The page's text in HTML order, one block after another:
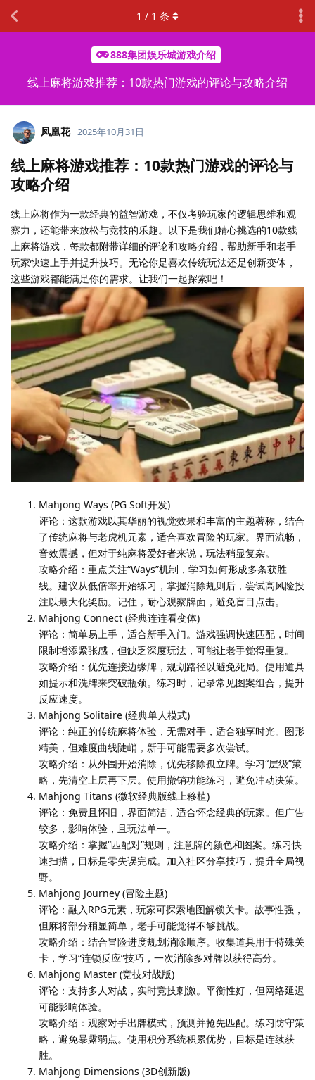
888集团娱乐城游戏介绍
线上麻将游戏推荐：10款热门游戏的评论与攻略介绍
1 / 1 条
凤凰花 2025年10月31日
线上麻将游戏推荐：10款热门游戏的评论与
攻略介绍
线上麻将作为一款经典的益智游戏，不仅考验玩家的逻辑思维和观
察力，还能带来放松与竞技的乐趣。以下是我们精心挑选的10款线
上麻将游戏，每款都附带详细的评论和攻略介绍，帮助新手和老手
玩家快速上手并提升技巧。无论你是喜欢传统玩法还是创新变体，
这些游戏都能满足你的需求。让我们一起探索吧！
Mahjong Ways (PG Soft开发)
评论：这款游戏以其华丽的视觉效果和丰富的主题著称，结合
了传统麻将与老虎机元素，适合喜欢冒险的玩家。界面流畅，
音效震撼，但对于纯麻将爱好者来说，玩法稍显复杂。
攻略介绍：重点关注“Ways”机制，学习如何形成多条获胜
线。建议从低倍率开始练习，掌握消除规则后，尝试高风险投
注以最大化奖励。记住，耐心观察牌面，避免盲目点击。
Mahjong Connect (经典连连看变体)
评论：简单易上手，适合新手入门。游戏强调快速匹配，时间
限制增添紧张感，但缺乏深度玩法，可能让老手觉得重复。
攻略介绍：优先连接边缘牌，规划路径以避免死局。使用道具
如提示和洗牌来突破瓶颈。练习时，记录常见图案组合，提升
反应速度。
Mahjong Solitaire (经典单人模式)
评论：纯正的传统麻将体验，无需对手，适合独享时光。图形
精美，但难度曲线陡峭，新手可能需要多次尝试。
攻略介绍：从外围开始消除，优先移除孤立牌。学习“层级”策
略，先清空上层再下层。使用撤销功能练习，避免冲动决策。
Mahjong Titans (微软经典版线上移植)
评论：免费且怀旧，界面简洁，适合怀念经典的玩家。但广告
较多，影响体验，且玩法单一。
攻略介绍：掌握“匹配对”规则，注意牌的颜色和图案。练习快
速扫描，目标是零失误完成。加入社区分享技巧，提升全局视
野。
Mahjong Journey (冒险主题)
评论：融入RPG元素，玩家可探索地图解锁关卡。故事性强，
但麻将部分稍显简单，老手可能觉得不够挑战。
攻略介绍：结合冒险进度规划消除顺序。收集道具用于特殊关
卡，学习“连锁反应”技巧，一次消除多对牌以获得高分。
Mahjong Master (竞技对战版)
评论：支持多人对战，实时竞技刺激。平衡性好，但网络延迟
可能影响体验。
攻略介绍：观察对手出牌模式，预测并抢先匹配。练习防守策
略，避免暴露弱点。使用积分系统积累优势，目标是连续获
胜。
Mahjong Dimensions (3D创新版)